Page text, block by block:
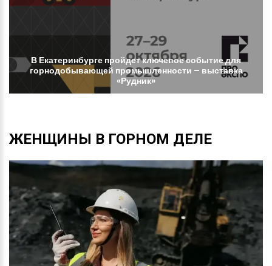
В Екатеринбурге пройдетключевоесобытиедля
горнодобывающей промышленности – выставка
«Рудник»
ЖЕНЩИНЫ В ГОРНОМ ДЕЛЕ